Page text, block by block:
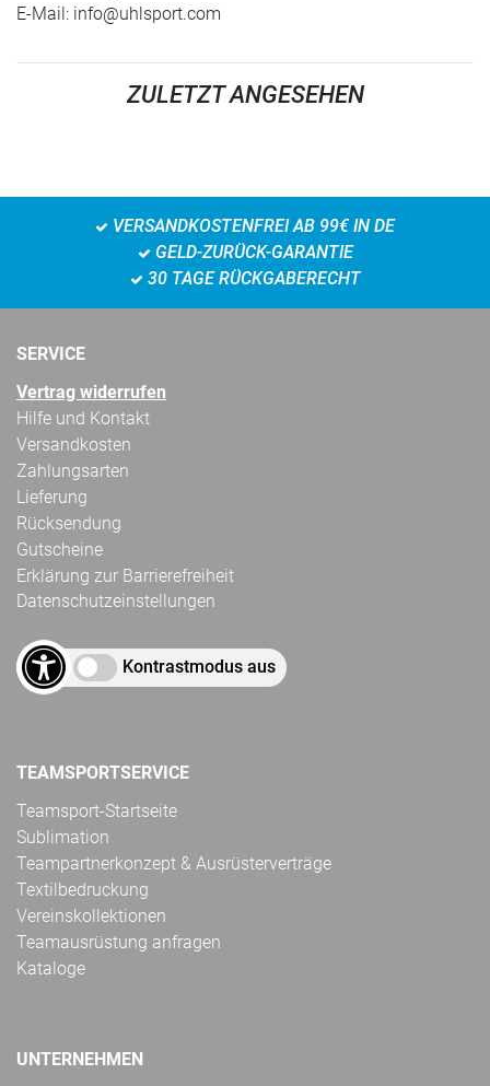
E-Mail: info@uhlsport.com
ZULETZT ANGESEHEN
VERSANDKOSTENFREI AB 99€ IN DE
GELD-ZURÜCK-GARANTIE
30 TAGE RÜCKGABERECHT
SERVICE
Vertrag widerrufen
Hilfe und Kontakt
Versandkosten
Zahlungsarten
Lieferung
Rücksendung
Gutscheine
Erklärung zur Barrierefreiheit
Datenschutzeinstellungen
Kontrastmodus aus
TEAMSPORTSERVICE
Teamsport-Startseite
Sublimation
Teampartnerkonzept & Ausrüsterverträge
Textilbedruckung
Vereinskollektionen
Teamausrüstung anfragen
Kataloge
UNTERNEHMEN